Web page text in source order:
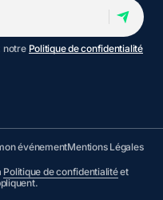
notre Politique de confidentialité
événementMentions Légales
Politique de confidentialitéet